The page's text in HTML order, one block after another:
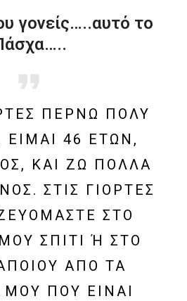
γονείς…..αυτό το
ΠΕΡΝΏ ΠΟΛΎ
ΕΊΜΑΙ 46 ΕΤΏΝ,
ΚΑΙ ΖΩ ΠΟΛΛΆ
ΣΤΙΣ ΓΙΟΡΤΈΣ
ΣΤΟ
ΣΠΊΤΙ Ή ΣΤΟ Σ
ΑΠΌ ΤΑ Α
ΠΟΥ ΕΊΝΑΙ Π